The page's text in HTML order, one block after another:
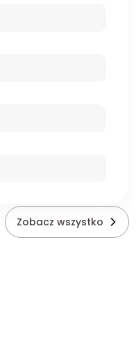
Zobacz wszystko